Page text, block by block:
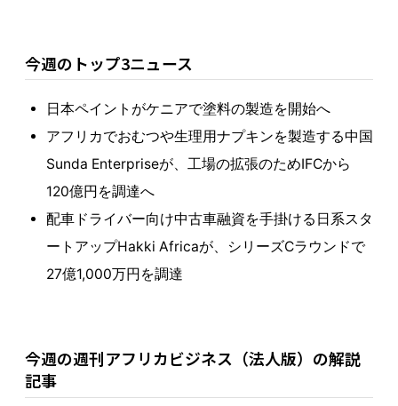
今週のトップ3ニュース
日本ペイントがケニアで塗料の製造を開始へ
アフリカでおむつや生理用ナプキンを製造する中国
Sunda Enterpriseが、工場の拡張のためIFCから
120億円を調達へ
配車ドライバー向け中古車融資を手掛ける日系スタ
ートアップHakki Africaが、シリーズCラウンドで
27億1,000万円を調達
今週の週刊アフリカビジネス（法人版）の解説
記事